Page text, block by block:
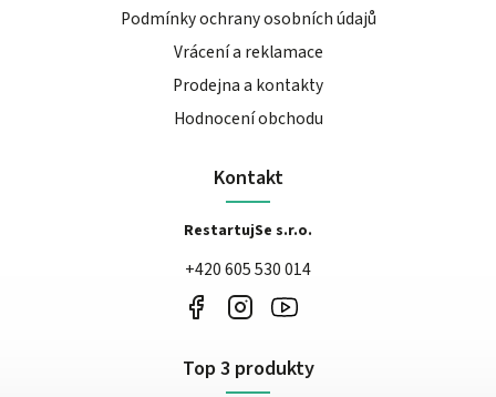
Podmínky ochrany osobních údajů
Vrácení a reklamace
Prodejna a kontakty
Hodnocení obchodu
Kontakt
RestartujSe s.r.o.
+420 605 530 014
Top 3 produkty